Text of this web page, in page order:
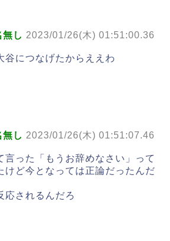
し 2023/01/26(木) 01:51:00.36
谷につなげたからええわ
し 2023/01/26(木) 01:51:07.46
言った「もうお辞めなさい」って
けど今となっては正論だったんだ
応されるんだろ